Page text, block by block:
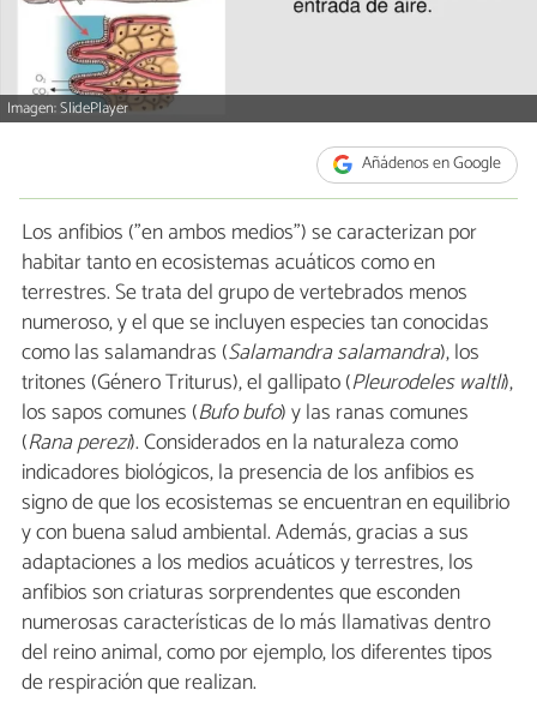
Imagen: SlidePlayer
Añádenos en Google
Los anfibios ("en ambos medios") se caracterizan por
habitar tanto en ecosistemas acuáticos como en
terrestres. Se trata del grupo de vertebrados menos
numeroso, y el que se incluyen especies tan conocidas
como las salamandras (Salamandra salamandra), los
tritones (Género Triturus), el gallipato (Pleurodeles waltli),
los sapos comunes (Bufo bufo) y las ranas comunes
(Rana perezi). Considerados en la naturaleza como
indicadores biológicos, la presencia de los anfibios es
signo de que los ecosistemas se encuentran en equilibrio
y con buena salud ambiental. Además, gracias a sus
adaptaciones a los medios acuáticos y terrestres, los
anfibios son criaturas sorprendentes que esconden
numerosas características de lo más llamativas dentro
del reino animal, como por ejemplo, los diferentes tipos
de respiración que realizan.